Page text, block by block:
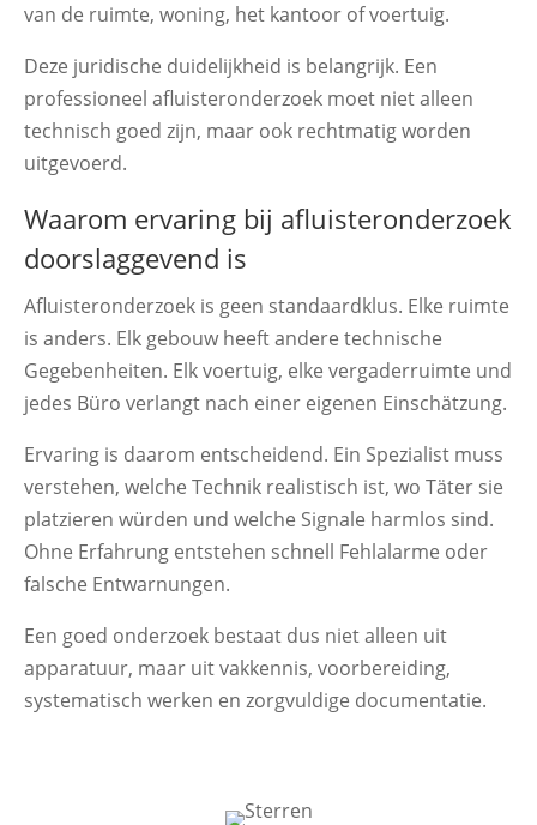
van de ruimte, woning, het kantoor of voertuig.
Deze juridische duidelijkheid is belangrijk. Een
professioneel afluisteronderzoek moet niet alleen
technisch goed zijn, maar ook rechtmatig worden
uitgevoerd.
Waarom ervaring bij afluisteronderzoek
doorslaggevend is
Afluisteronderzoek is geen standaardklus. Elke ruimte
is anders. Elk gebouw heeft andere technische
Gegebenheiten. Elk voertuig, elke vergaderruimte und
jedes Büro verlangt nach einer eigenen Einschätzung.
Ervaring is daarom entscheidend. Ein Spezialist muss
verstehen, welche Technik realistisch ist, wo Täter sie
platzieren würden und welche Signale harmlos sind.
Ohne Erfahrung entstehen schnell Fehlalarme oder
falsche Entwarnungen.
Een goed onderzoek bestaat dus niet alleen uit
apparatuur, maar uit vakkennis, voorbereiding,
systematisch werken en zorgvuldige documentatie.
Maximale veiligheid